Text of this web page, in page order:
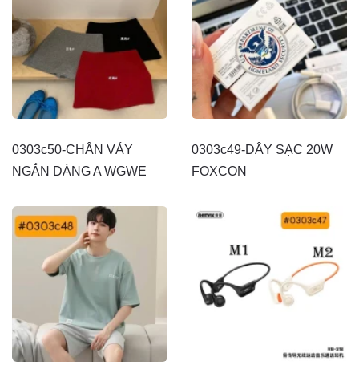
0303c50-CHÂN VÁY
NGẮN DÁNG A WGWE
0303c49-DÂY SẠC 20W
FOXCON